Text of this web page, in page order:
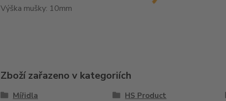
Výška mušky: 10mm
Zboží zařazeno v kategoriích
Mířidla HS Product